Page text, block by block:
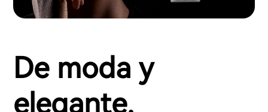
De moda y
elegante,